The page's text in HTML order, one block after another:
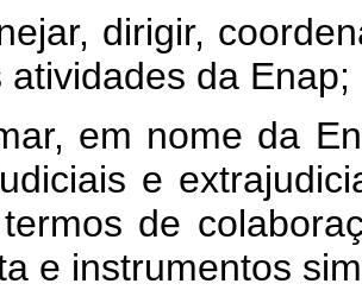
dirigir,
atividades da Enap;
em nome da
e
de
e instrumentos